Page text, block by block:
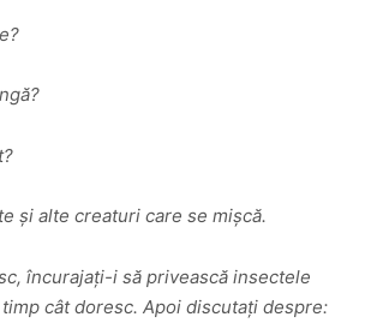
și alte creaturi care se mișcă.
încurajați-i să privească insectele
cât doresc. Apoi discutați despre: